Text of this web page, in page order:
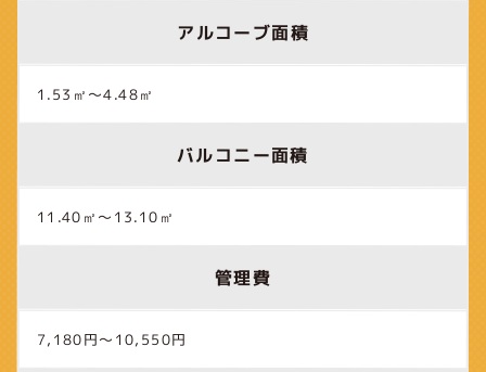
アルコーブ面積
1.53㎡～4.48㎡
バルコニー面積
11.40㎡～13.10㎡
管理費
7,180円～10,550円